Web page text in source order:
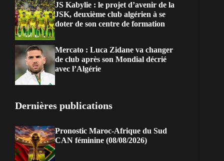
JS Kabylie : le projet d’avenir de la
JSK, deuxième club algérien à se
doter de son centre de formation
Mercato : Luca Zidane va changer
de club après son Mondial décrié
avec l’Algérie
Dernières publications
Pronostic Maroc-Afrique du Sud
CAN féminine (08/08/2026)